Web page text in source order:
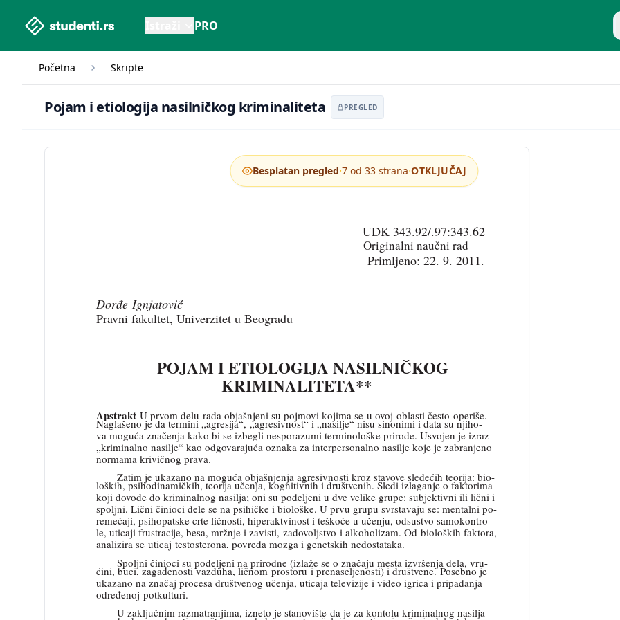
studenti.rs home page PRO
Početna Skripte
Pojam i etiologija nasilničkog kriminaliteta PREGLED
UDK 343.92/.97:343.62
Originalni naučni rad
Primljeno: 22. 9. 2011.
Đorđe Ignjatović
*
Pravni fakultet, Univerzitet u Beogradu
POJAM I ETIOLOGIJA NASILNIČKOG
KRIMINALITETA**
Apstrakt: U prvom delu rada objašnjeni su pojmovi kojima se u ovoj oblasti često operiše.
Naglašeno je da termini „agresija“, „agresivnost“ i „nasilje“ nisu sinonimi i data su njiho-
va moguća značenja kako bi se izbegli nesporazumi terminološke prirode. Usvojen je izraz
„kriminalno nasilje“ kao odgovarajuća oznaka za interpersonalno nasilje koje je zabranjeno
normama krivičnog prava.
Zatim je ukazano na moguća objašnjenja agresivnosti kroz stavove sledećih teorija: bio-
loških, psihodinamičkih, teorija učenja, kognitivnih i društvenih. Sledi izlaganje o faktorima
koji dovode do kriminalnog nasilja; oni su podeljeni u dve velike grupe: subjektivni ili lični i
spoljni. Lični činioci dele se na psihičke i biološke. U prvu grupu svrstavaju se: mentalni po-
remećaji, psihopatske crte ličnosti, hiperaktvinost i teškoće u učenju, odsustvo samokontro-
le, uticaji frustracije, besa, mržnje i zavisti, zadovoljstvo i alkoholizam. Od bioloških faktora,
analizira se uticaj testosterona, povreda mozga i genetskih nedostataka.
Spoljni činioci su podeljeni na prirodne (izlaže se o značaju mesta izvršenja dela, vru-
ćini, buci, zagađenosti vazduha, ličnom prostoru i prenaseljenosti) i društvene. Posebno je
ukazano na značaj procesa društvenog učenja, uticaja televizije i video igrica i pripadanja
određenoj potkulturi.
U zaključnim razmatranjima, izneto je stanovište da je za kontolu kriminalnog nasilja
Besplatan pregled·7 od 33 strana·OTKLJUČAJ